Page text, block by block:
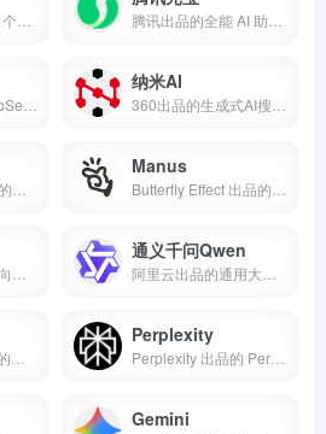
纳米AI
Manus
通义千问Qwen
Perplexity
Gemini